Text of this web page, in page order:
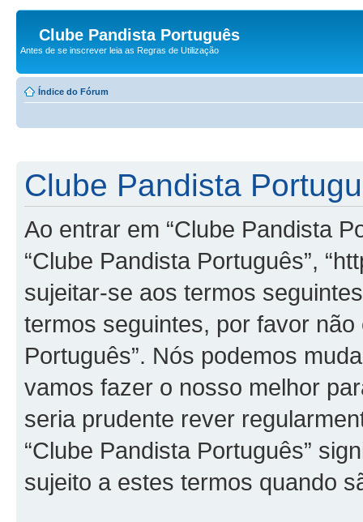
Clube Pandista Português
Antes de se inscrever leia as Regras de Utilização
Índice do Fórum
Clube Pandista
Ao entrar em “Clube Pandista
“Clube Pandista Português”,
sujeitar-se aos termos
termos seguintes, por favor
Português”. Nós podemos
vamos fazer o nosso melhor
seria prudente rever
“Clube Pandista Português”
sujeito a estes termos quando